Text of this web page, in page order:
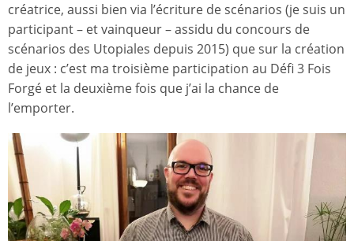
créatrice, aussi bien via l’écriture de scénarios (je suis un
participant – et vainqueur – assidu du concours de
scénarios des Utopiales depuis 2015) que sur la création
de jeux : c’est ma troisième participation au Défi 3 Fois
Forgé et la deuxième fois que j’ai la chance de
l’emporter.